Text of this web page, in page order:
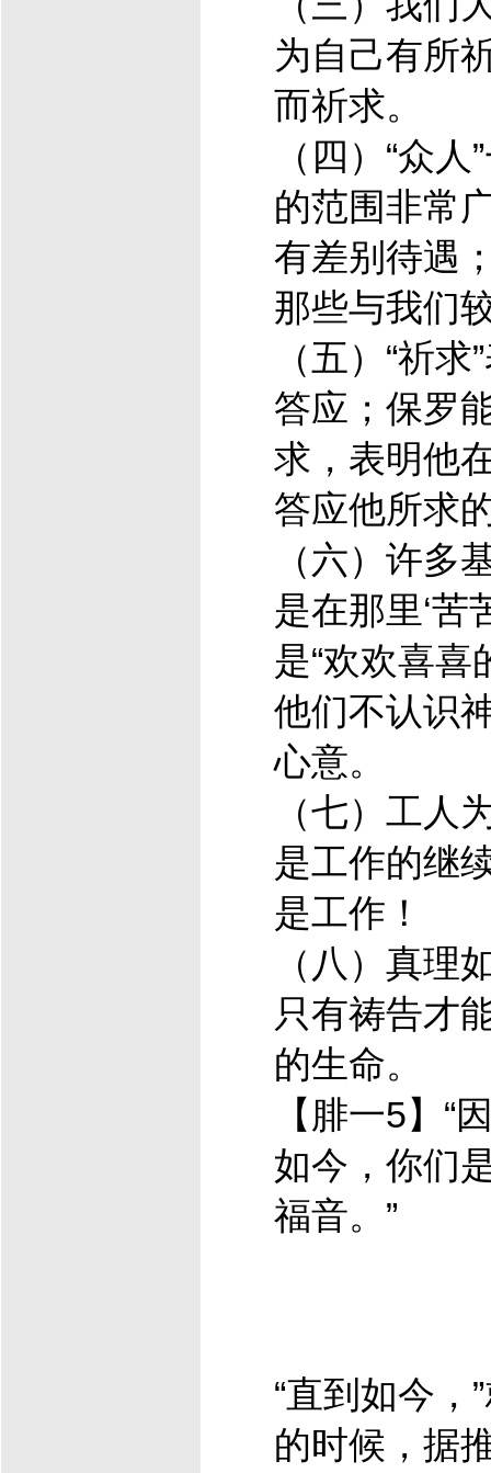
为自己有所
而祈求。
（四）“众
的范围非常
有差别待遇
那些与我们
（五）“祈
答应；保罗
求，表明他
答应他所求
（六）许多
是在那里‘苦
是“欢欢喜喜
他们不认识
心意。
（七）工人
是工作的继
是工作！
（八）真理
只有祷告才
的生命。
【腓一5】“
如今，你们
福音。”
“直到如今，
的时候，据